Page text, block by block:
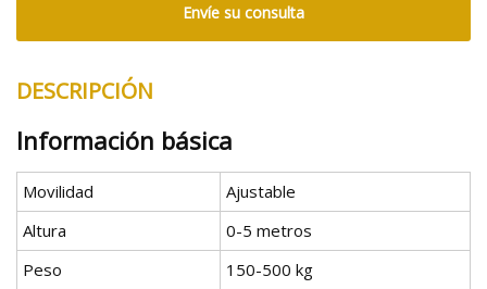
Envíe su consulta
DESCRIPCIÓN
Información básica
Movilidad
Ajustable
Altura
0-5 metros
Peso
150-500 kg